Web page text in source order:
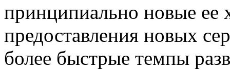
принципиально новые ее
предоставления новых
более быстрые темпы